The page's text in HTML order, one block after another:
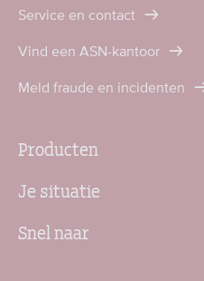
Service en contact
Vind een ASN-kantoor
Meld fraude en incidenten
Producten
Je situatie
Snel naar